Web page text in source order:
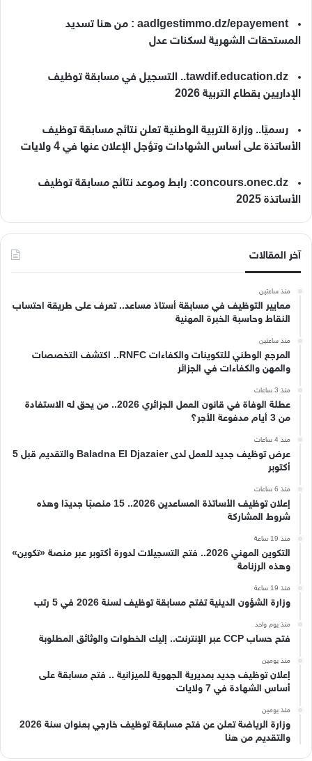
aadlgestimmo.dz/epayement : من هنا تسديد
المستحقات الشهرية لسكنات عدل
tawdif.education.dz.. التسجيل في مسابقة توظيف
الإداريين بقطاع التربية 2026
رسميًا.. وزارة التربية الوطنية تعلن نتائج مسابقة توظيف
الأساتذة على أساس الشهادات وتؤجل الإعلان عنها في 4 ولايات
concours.onec.dz: رابط وموعد نتائج مسابقة توظيف
الأساتذة 2025
آخر المقالات
منذ ساعتين
معايير التوظيف في مسابقة أستاذ مساعد.. تعرف على طريقة احتساب
النقاط وحاسبة الخبرة المهنية
منذ ساعتين
المرجع الوطني للتكوينات والكفاءات RNFC.. اكتشف التخصصات
والمهن والكفاءات في الجزائر
منذ 3 ساعات
عطلة الوفاة في قانون العمل الجزائري 2026.. من يحق له الاستفادة
من 3 أيام مدفوعة الأجر؟
منذ 4 ساعات
عرض توظيف جديد للعمل لدى Baladna El Djazaier والتقديم قبل 5
أكتوبر
منذ 6 ساعات
إعلان توظيف الأساتذة المساعدين 2026.. 15 منصبًا جديدًا وهذه
شروط المشاركة
منذ 19 ساعة
التكوين المهني 2026.. فتح التسجيلات لدورة أكتوبر عبر منصة «تكوين»
وهذه الرزنامة
منذ 19 ساعة
وزارة الشؤون الدينية تفتح مسابقة توظيف لسنة 2026 في 5 رتب
منذ يوم واحد
فتح حساب CCP عبر الإنترنت.. إليك الخطوات والوثائق المطلوبة
منذ يومين
إعلان توظيف جديد بمديرية الجهوية للميزانية .. فتح مسابقة على
أساس الشهادة في 7 ولايات
منذ يومين
وزارة الرياضة تعلن عن فتح مسابقة توظيف خارجي بعنوان سنة 2026
والتقديم من هنا